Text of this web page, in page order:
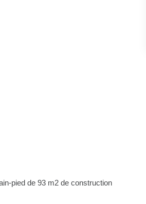
pied de 93 m2 de construction